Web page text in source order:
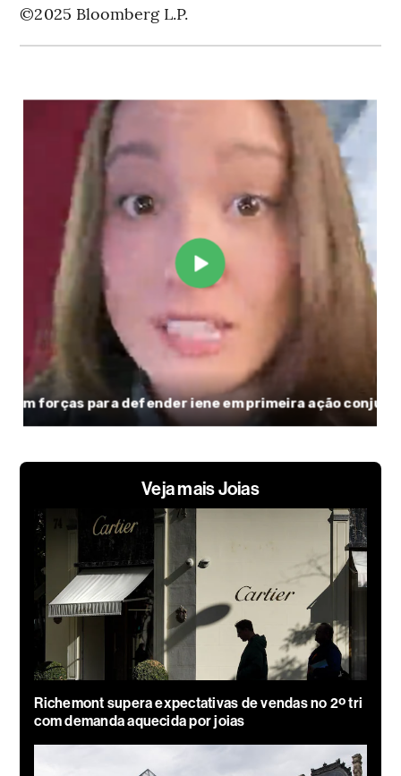
©2025 Bloomberg L.P.
Veja mais Joias
Richemont supera expectativas de vendas no 2º tri
com demanda aquecida por joias